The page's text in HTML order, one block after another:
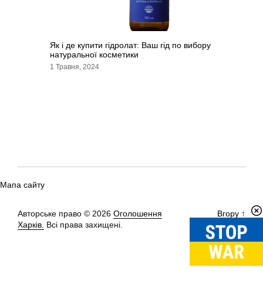
Як і де купити гідролат: Ваш гід по вибору
натуральної косметики
1 Травня, 2024
Мапа сайту
Авторське право © 2026 Оголошення
Харків. Всі права захищені.
Вгору ↑